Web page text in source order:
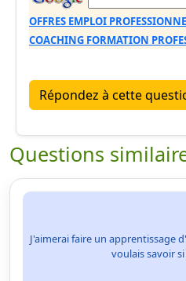
OFFRES EMPLOI
COACHING FORMATION
Répondez à cette
Questions
J'aimerai faire un apprentissage
voulais savoir